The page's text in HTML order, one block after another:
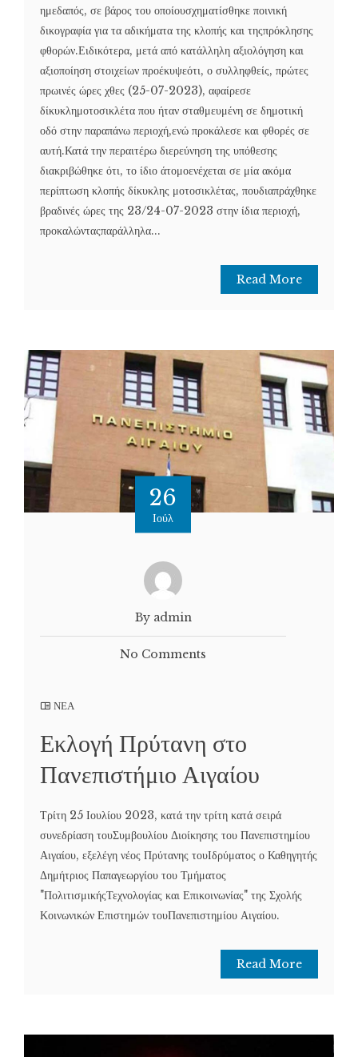
ημεδαπός, σε βάρος του οποίουσχηματίσθηκε ποινική
δικογραφία για τα αδικήματα της κλοπής και τηςπρόκλησης
φθορών.Ειδικότερα, μετά από κατάλληλη αξιολόγηση και
αξιοποίηση στοιχείων προέκυψεότι, ο συλληφθείς, πρώτες
πρωινές ώρες χθες (25-07-2023), αφαίρεσε
δίκυκλημοτοσικλέτα που ήταν σταθμευμένη σε δημοτική
οδό στην παραπάνω περιοχή,ενώ προκάλεσε και φθορές σε
αυτή.Κατά την περαιτέρω διερεύνηση της υπόθεσης
διακριβώθηκε ότι, το ίδιο άτομοενέχεται σε μία ακόμα
περίπτωση κλοπής δίκυκλης μοτοσικλέτας, πουδιαπράχθηκε
βραδινές ώρες της 23/24-07-2023 στην ίδια περιοχή,
προκαλώνταςπαράλληλα...
Read More
26
Ιούλ
By admin
No Comments
ΝΕΑ
Εκλογή Πρύτανη στο
Πανεπιστήμιο Αιγαίου
Τρίτη 25 Ιουλίου 2023, κατά την τρίτη κατά σειρά
συνεδρίαση τουΣυμβουλίου Διοίκησης του Πανεπιστημίου
Αιγαίου, εξελέγη νέος Πρύτανης τουΙδρύματος ο Καθηγητής
Δημήτριος Παπαγεωργίου του Τμήματος
"ΠολιτισμικήςΤεχνολογίας και Επικοινωνίας" της Σχολής
Κοινωνικών Επιστημών τουΠανεπιστημίου Αιγαίου.
Read More